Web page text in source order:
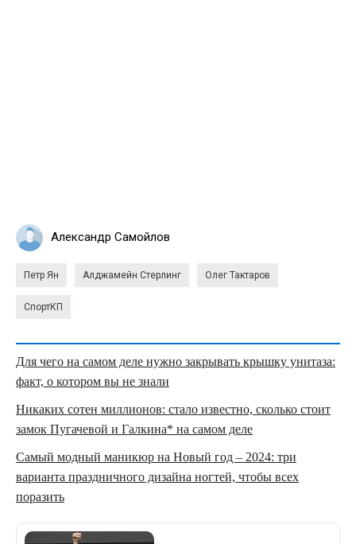
Александр Самойлов
Петр Ян Алджамейн Стерлинг Олег Тактаров
СпортКП
Для чего на самом деле нужно закрывать крышку унитаза:
факт, о котором вы не знали
Никаких сотен миллионов: стало известно, сколько стоит
замок Пугачевой и Галкина* на самом деле
Самый модный маникюр на Новый год – 2024: три
варианта праздничного дизайна ногтей, чтобы всех
поразить